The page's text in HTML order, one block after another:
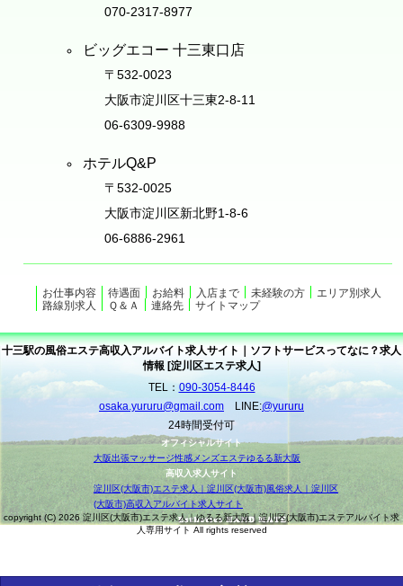
070-2317-8977
ビッグエコー 十三東口店
〒532-0023
大阪市淀川区十三東2-8-11
06-6309-9988
ホテルQ&P
〒532-0025
大阪市淀川区新北野1-8-6
06-6886-2961
お仕事内容 待遇面 お給料 入店まで 未経験の方
エリア別求人
路線別求人
Ｑ＆Ａ 連絡先 サイトマップ
十三駅の風俗エステ高収入アルバイト求人サイト｜ソフトサービスってなに？求人
情報 [淀川区エステ求人]
TEL： 090-3054-8446
osaka.yururu@gmail.com LINE:@yururu
24時間受付可
オフィシャルサイト
大阪出張マッサージ性感メンズエステゆるる新大阪
高収入求人サイト
淀川区(大阪市)エステ求人｜淀川区(大阪市)風俗求人｜淀川区
(大阪市)高収入アルバイト求人サイト
copyright (C) 2026 淀川区(大阪市)エステ求人｜ゆるる新大阪｜淀川区(大阪市)エステアルバイト求
人専用サイト All rights reserved